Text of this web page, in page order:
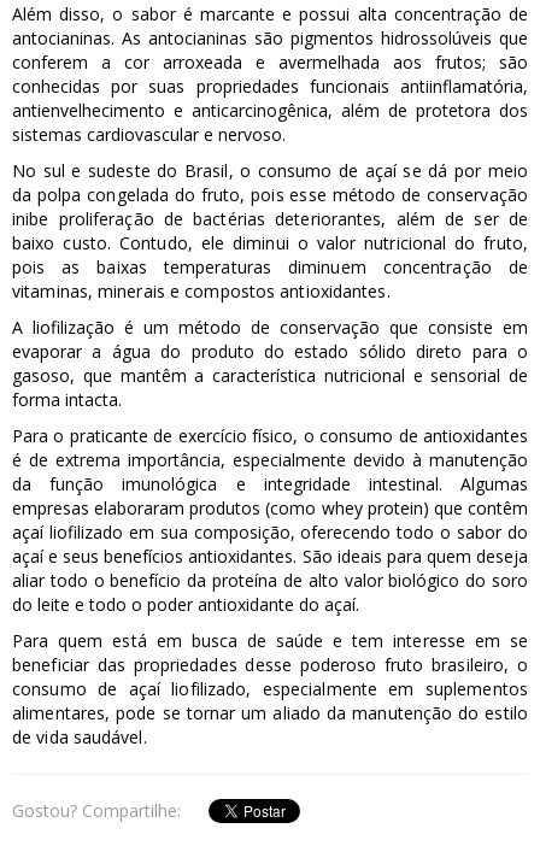
Além disso, o sabor é marcante e possui alta concentração de
antocianinas. As antocianinas são pigmentos hidrossolúveis que
conferem a cor arroxeada e avermelhada aos frutos; são
conhecidas por suas propriedades funcionais antiinflamatória,
antienvelhecimento e anticarcinogênica, além de protetora dos
sistemas cardiovascular e nervoso.
No sul e sudeste do Brasil, o consumo de açaí se dá por meio
da polpa congelada do fruto, pois esse método de conservação
inibe proliferação de bactérias deteriorantes, além de ser de
baixo custo. Contudo, ele diminui o valor nutricional do fruto,
pois as baixas temperaturas diminuem concentração de
vitaminas, minerais e compostos antioxidantes.
A liofilização é um método de conservação que consiste em
evaporar a água do produto do estado sólido direto para o
gasoso, que mantêm a característica nutricional e sensorial de
forma intacta.
Para o praticante de exercício físico, o consumo de antioxidantes
é de extrema importância, especialmente devido à manutenção
da função imunológica e integridade intestinal. Algumas
empresas elaboraram produtos (como whey protein) que contêm
açaí liofilizado em sua composição, oferecendo todo o sabor do
açaí e seus benefícios antioxidantes. São ideais para quem deseja
aliar todo o benefício da proteína de alto valor biológico do soro
do leite e todo o poder antioxidante do açaí.
Para quem está em busca de saúde e tem interesse em se
beneficiar das propriedades desse poderoso fruto brasileiro, o
consumo de açaí liofilizado, especialmente em suplementos
alimentares, pode se tornar um aliado da manutenção do estilo
de vida saudável.
Gostou? Compartilhe: